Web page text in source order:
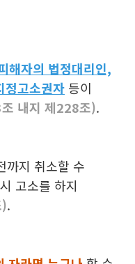
해자의 법정대리인,
정고소권자 등이
내지 제228조).
까지 취소할 수
고소를 하지
.